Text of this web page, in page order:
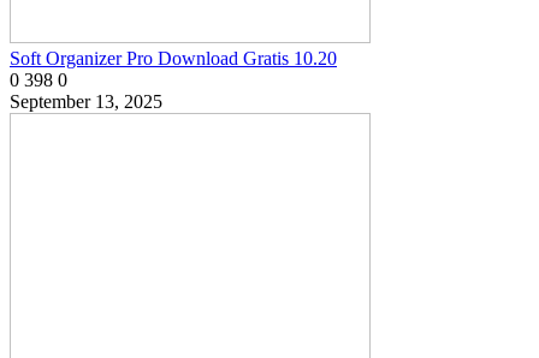
Soft Organizer Pro Download Gratis 10.20
0 398 0
September 13, 2025